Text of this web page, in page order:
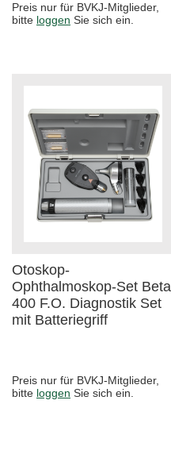
Preis nur für BVKJ-Mitglieder,
bitte loggen Sie sich ein.
Otoskop-
Ophthalmoskop-Set Beta
400 F.O. Diagnostik Set
mit Batteriegriff
Preis nur für BVKJ-Mitglieder,
bitte loggen Sie sich ein.